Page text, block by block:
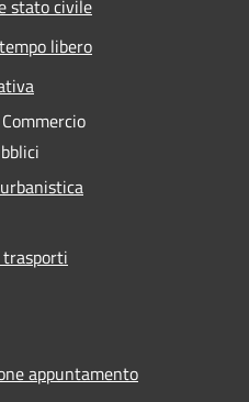
stato civile
libero
appuntamento